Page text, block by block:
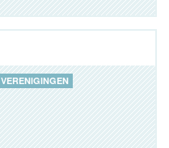
VERENIGINGEN